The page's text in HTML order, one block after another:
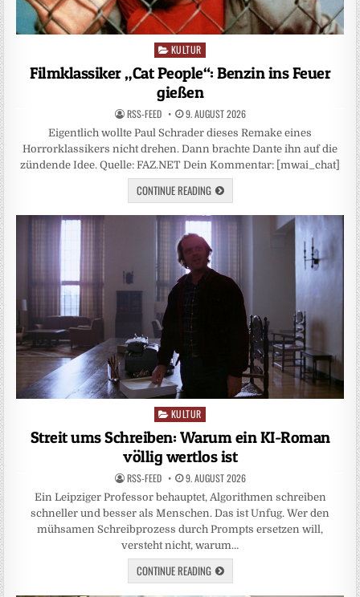
Posted
in
KULTUR
Filmklassiker „Cat People“: Benzin ins Feuer
gießen
RSS-FEED 9. AUGUST 2026
Eigentlich wollte Paul Schrader dieses Remake eines
Horrorklassikers nicht drehen. Dann brachte Dante ihn auf die
zündende Idee. Quelle: FAZ.NET Dein Kommentar: [mwai_chat]
CONTINUE READING
Posted
KULTUR
Streit ums Schreiben: Warum ein KI-Roman
völlig wertlos ist
RSS-FEED 9. AUGUST 2026
Ein Leipziger Professor behauptet, Algorithmen schreiben
schneller und besser als Menschen. Das ist Unfug. Wer den
mühsamen Schreibprozess durch Prompts ersetzen will,
versteht nicht, warum…
CONTINUE READING